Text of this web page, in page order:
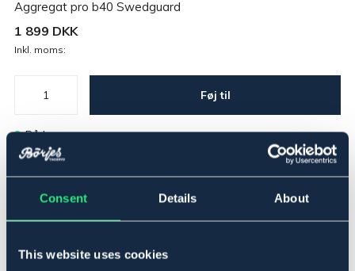
Consent Details About
This website uses cookies
Aggregat pro b40 Swedguard
1 899 DKK
Inkl. moms:
Føj til
På lager Se lager i butikken
Beskrivelse
Komplet med 2W solpanel og batteriboks. Tilpasset til
af indstillingen på knappen, de andre fire er på den laveste